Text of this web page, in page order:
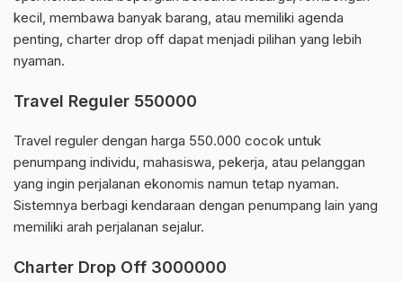
kecil, membawa banyak barang, atau memiliki agenda
penting, charter drop off dapat menjadi pilihan yang lebih
nyaman.
Travel Reguler 550000
Travel reguler dengan harga 550.000 cocok untuk
penumpang individu, mahasiswa, pekerja, atau pelanggan
yang ingin perjalanan ekonomis namun tetap nyaman.
Sistemnya berbagi kendaraan dengan penumpang lain yang
memiliki arah perjalanan sejalur.
Charter Drop Off 3000000